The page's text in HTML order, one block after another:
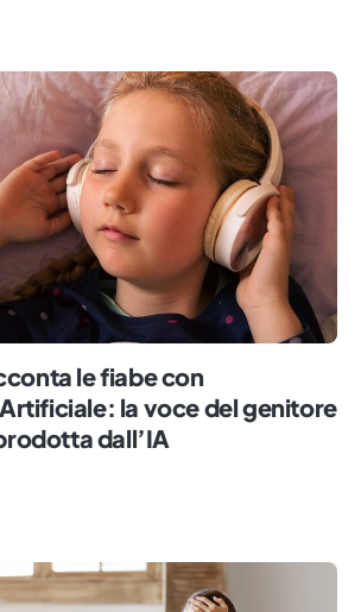
le fiabe con
la voce del genitore
dall’IA